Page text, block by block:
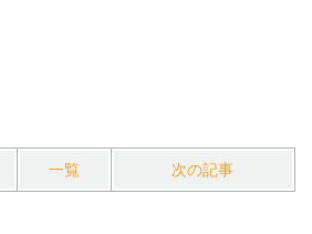
一覧 次の記事